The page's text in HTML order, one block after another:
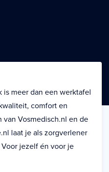
is meer dan een werktafel
comfort en
Vosmedisch.nl en de
laat je als zorgverlener
jezelf én voor je